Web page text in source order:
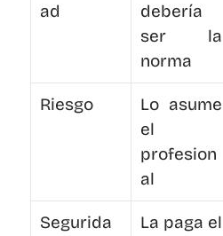
ad
debería
ser la
norma
Riesgo
Lo asume
el
profesion
al
Segurida
La paga el